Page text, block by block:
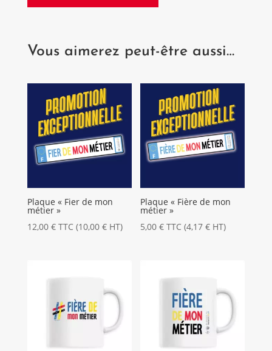
"Fier
métier"
Vous aimerez peut-être aussi…
Plaque « Fier de mon
métier »
12,00 € TTC (10,00 €HT)
Plaque « Fière de mon
métier »
5,00€ TTC (4,17€ HT)